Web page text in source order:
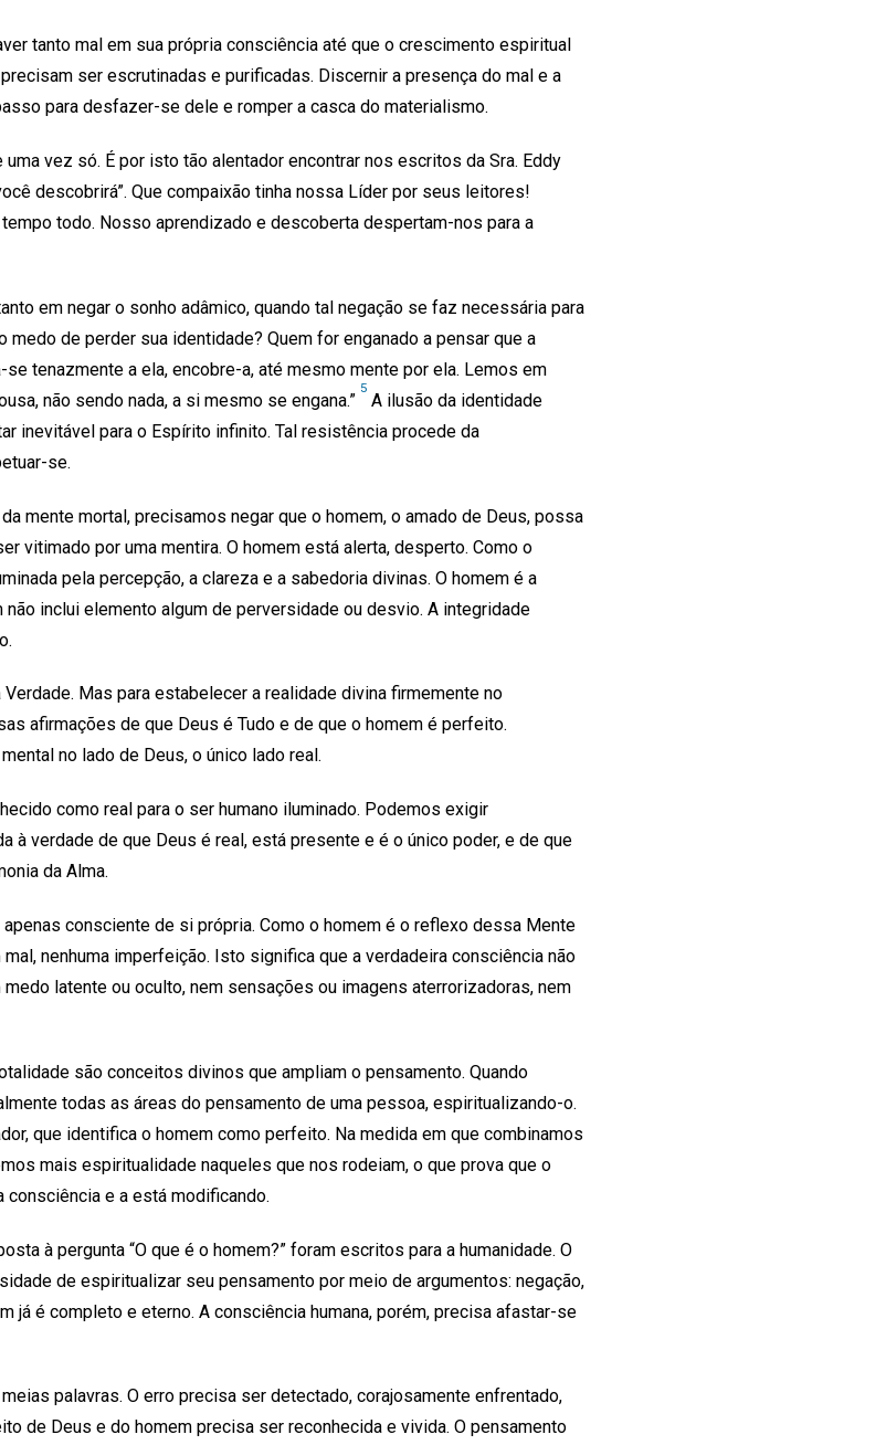
tanto mal em sua própria consciência até que o crescimento espiritual
ser escrutinadas e purificadas. Discernir a presença do mal e a
para desfazer-se dele e romper a casca do materialismo.
vez só. É por isto tão alentador encontrar nos escritos da Sra. Eddy
descobrirá”. Que compaixão tinha nossa Líder por seus leitores!
todo. Nosso aprendizado e descoberta despertam-nos para a
em negar o sonho adâmico, quando tal negação se faz necessária para
de perder sua identidade? Quem for enganado a pensar que a
tenazmente a ela, encobre-a, até mesmo mente por ela. Lemos em
não sendo nada, a si mesmo se engana.”
5
A ilusão da identidade
inevitável para o Espírito infinito. Tal resistência procede da
se.
mente mortal, precisamos negar que o homem, o amado de Deus, possa
vitimado por uma mentira. O homem está alerta, desperto. Como o
pela percepção, a clareza e a sabedoria divinas. O homem é a
inclui elemento algum de perversidade ou desvio. A integridade
Mas para estabelecer a realidade divina firmemente no
afirmações de que Deus é Tudo e de que o homem é perfeito.
no lado de Deus, o único lado real.
como real para o ser humano iluminado. Podemos exigir
à verdade de que Deus é real, está presente e é o único poder, e de que
da Alma.
consciente de si própria. Como o homem é o reflexo dessa Mente
nenhuma imperfeição. Isto significa que a verdadeira consciência não
latente ou oculto, nem sensações ou imagens aterrorizadoras, nem
são conceitos divinos que ampliam o pensamento. Quando
todas as áreas do pensamento de uma pessoa, espiritualizando-o.
que identifica o homem como perfeito. Na medida em que combinamos
mais espiritualidade naqueles que nos rodeiam, o que prova que o
e a está modificando.
à pergunta “O que é o homem?” foram escritos para a humanidade. O
de espiritualizar seu pensamento por meio de argumentos: negação,
já é completo e eterno. A consciência humana, porém, precisa afastar-se
palavras. O erro precisa ser detectado, corajosamente enfrentado,
de Deus e do homem precisa ser reconhecida e vivida. O pensamento